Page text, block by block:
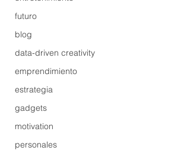
futuro
blog
data-driven creativity
emprendimiento
estrategia
gadgets
motivation
personales